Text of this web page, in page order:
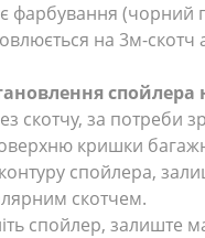
фарбування (чорний
на 3м-скотч
спойлера
скотчу, за потреби
кришки
спойлера,
скотчем.
спойлер, залиште